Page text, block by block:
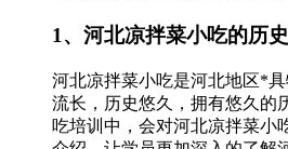
1、河北凉拌菜小吃的历
河北凉拌菜小吃是河北地区*
流长，历史悠久，拥有悠久的
吃培训中，会对河北凉拌菜小